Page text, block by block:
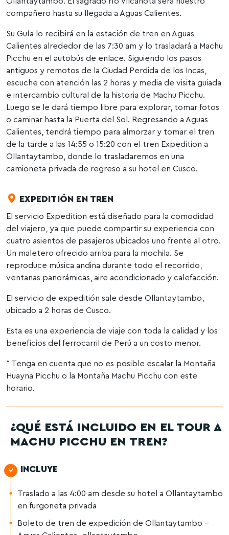
compañero hasta su llegada a Aguas Calientes.
Su Guía lo recibirá en la estación de tren en Aguas
Calientes alrededor de las 7:30 am y lo trasladará a Machu
Picchu en el autobús de enlace. Siguiendo los pasos
antiguos y remotos de la Ciudad Perdida de los Incas,
escuche con atención las 2 horas y media de visita guiada
e intercambio cultural de la historia de Machu Picchu.
Luego se le dará tiempo libre para explorar, tomar fotos
o caminar hasta la Puerta del Sol. Regresando a Aguas
Calientes, tendrá tiempo para almorzar y tomar el tren
de la tarde a las 14:55 o 15:20 con el tren Expedition a
Ollantaytambo, donde lo trasladaremos en una
camioneta privada de regreso a su hotel en Cusco.
EXPEDITIÓN EN TREN
El servicio Expedition está diseñado para la comodidad
del viajero, ya que puede compartir su experiencia con
cuatro asientos de pasajeros ubicados uno frente al otro.
Un maletero ofrecido arriba para la mochila. Se
reproduce música andina durante todo el recorrido,
ventanas panorámicas, aire acondicionado y calefacción.
El servicio de expeditión sale desde Ollantaytambo,
ubicado a 2 horas de Cusco.
Esta es una experiencia de viaje con toda la calidad y los
beneficios del ferrocarril de Perú a un costo menor.
* Tenga en cuenta que no es posible escalar la Montaña
Huayna Picchu o la Montaña Machu Picchu con este
horario.
¿QUÉ ESTÁ INCLUIDO EN EL TOUR A
MACHU PICCHU EN TREN?
INCLUYE
Traslado a las 4:00 am desde su hotel a Ollantaytambo
en furgoneta privada
Boleto de tren de expedición de Ollantaytambo –